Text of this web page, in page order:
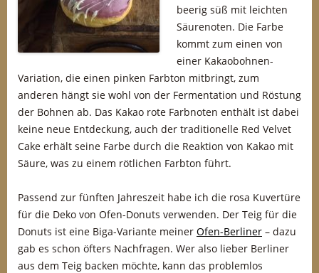
beerig süß mit leichten
Säurenoten. Die Farbe
kommt zum einen von
einer Kakaobohnen-
Variation, die einen pinken Farbton mitbringt, zum
anderen hängt sie wohl von der Fermentation und Röstung
der Bohnen ab. Das Kakao rote Farbnoten enthält ist dabei
keine neue Entdeckung, auch der traditionelle Red Velvet
Cake erhält seine Farbe durch die Reaktion von Kakao mit
Säure, was zu einem rötlichen Farbton führt.
Passend zur fünften Jahreszeit habe ich die rosa Kuvertüre
für die Deko von Ofen-Donuts verwenden. Der Teig für die
Donuts ist eine Biga-Variante meiner Ofen-Berliner – dazu
gab es schon öfters Nachfragen. Wer also lieber Berliner
aus dem Teig backen möchte, kann das problemlos